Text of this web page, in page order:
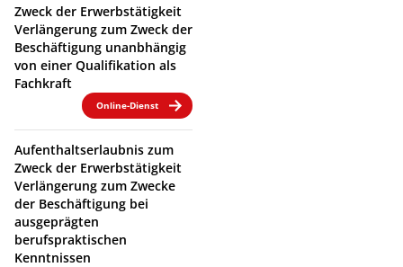
Zweck der Erwerbstätigkeit
Verlängerung zum Zweck der
Beschäftigung unanbhängig
von einer Qualifikation als
Fachkraft
Online-Dienst
Aufenthaltserlaubnis zum
Zweck der Erwerbstätigkeit
Verlängerung zum Zwecke
der Beschäftigung bei
ausgeprägten
berufspraktischen
Kenntnissen